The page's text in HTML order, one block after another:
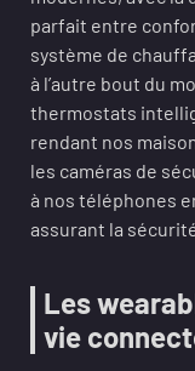
parfait entre
système de
à l’autre bout du
thermostats
rendant nos
les caméras de
à nos téléphones
assurant la
Les
vie